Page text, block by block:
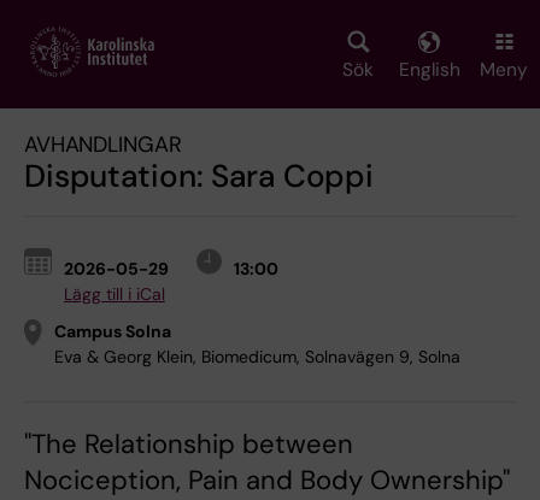
main
Sök English Meny
AVHANDLINGAR
Disputation: Sara Coppi
2026-05-29
13:00
Lägg till i iCal
Campus Solna
Eva & Georg Klein, Biomedicum, Solnavägen 9, Solna
"The Relationship between
Nociception, Pain and Body Ownership"